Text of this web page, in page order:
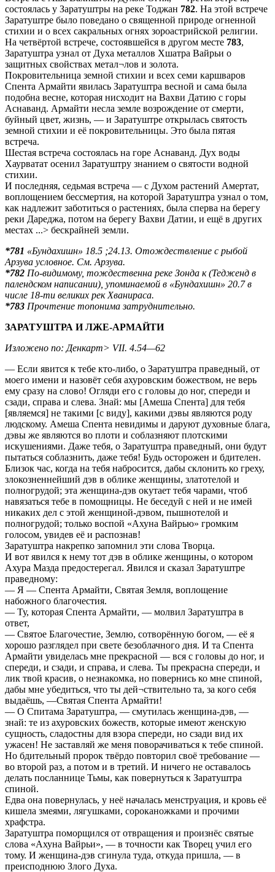
состоялась у Заратуштры на реке Тоджан 782. На этой встрече
Заратуштре было поведано о священной природе огненной
стихии и о всех сакральных огнях зороастрийской религии.
На четвёртой встрече, состоявшейся в другом месте 783,
Заратуштра узнал от Духа металлов Хшатра Вайрьи о
защитных свойствах метал¬лов и золота.
Покровительница земной стихии и всех семи каршваров
Спента Армайти явилась Заратуштра весной и сама была
подобна весне, которая нисходит на Вахви Датию с горы
Аснаванд. Армайти несла земле возрождение от смерти,
буйный цвет, жизнь, — и Заратуштре открылась святость
земной стихии и её покровительницы. Это была пятая
встреча.
Шестая встреча состоялась на горе Аснаванд. Дух воды
Хаурватат осенил Заратуштру знанием о святости водной
стихии.
И последняя, седьмая встреча — с Духом растений Амертат,
воплощением бессмертия, на которой Заратуштра узнал о том,
как надлежит заботиться о растениях, была сперва на берегу
реки Дареджа, потом на берегу Вахви Датии, и ещё в других
местах ...> бескрайней земли.
*781 «Бундахишн» 18.5 ;24.13. Отождествление с рыбой
Арзува условное. См. Арзува.
*782 По-видимому, тождественна реке Зонда к (Тедженд в
палендском написании), упоминаемой в «Бундахишн» 20.7 в
числе 18-ти великих рек Хванираса.
*783 Прочтение топонима затруднительно.
ЗАРАТУШТРА И ЛЖЕ-АРМАЙТИ
Изложено по: Денкарт> VII. 4.54—62
— Если явится к тебе кто-либо, о Заратуштра праведный, от
моего имени и назовёт себя ахуровским божеством, не верь
ему сразу на слово! Огляди его с головы до ног, спереди и
сзади, справа и слева. Знай: мы [Амеша Спента] для тебя
[являемся] не такими [с виду], какими дэвы являются роду
людскому. Амеша Спента невидимы и даруют духовные блага,
дэвы же являются во плоти и соблазняют плотскими
искушениями. Даже тебя, о Заратуштра праведный, они будут
пытаться соблазнить, даже тебя! Будь осторожен и бдителен.
Близок час, когда на тебя набросится, дабы склонить ко греху,
злокозненнейший дэв в облике женщины, златотелой и
полногрудой; эта женщина-дэв окутает тебя чарами, чтоб
навязаться тебе в помощницы. Не беседуй с ней и не имей
никаких дел с этой женщиной-дэвом, пышнотелой и
полногрудой; только воспой «Ахуна Вайрью» громким
голосом, увидев её и распознав!
Заратуштра накрепко запомнил эти слова Творца.
И вот явился к нему тот дэв в облике женщины, о котором
Ахура Мазда предостерегал. Явился и сказал Заратуштре
праведному:
— Я — Спента Армайти, Святая Земля, воплощение
набожного благочестия.
— Ту, которая Спента Армайти, — молвил Заратуштра в
ответ,
— Святое Благочестие, Землю, сотворённую богом, — её я
хорошо разглядел при свете безоблачного дня. И та Спента
Армайти увиделась мне прекрасной — вся с головы до ног, и
спереди, и сзади, и справа, и слева. Ты прекрасна спереди, и
лик твой красив, о незнакомка, но повернись ко мне спиной,
дабы мне убедиться, что ты дей¬ствительно та, за кого себя
выдаёшь, —Святая Спента Армайти!
— О Спитама Заратуштра, — смутилась женщина-дэв, —
знай: те из ахуровских божеств, которые имеют женскую
сущность, сладостны для взора спереди, но сзади вид их
ужасен! Не заставляй же меня поворачиваться к тебе спиной.
Но бдительный пророк твёрдо повторил своё требование —
во второй раз, а потом и в третий. И ничего не оставалось
делать посланнице Тьмы, как повернуться к Заратуштра
спиной.
Едва она повернулась, у неё началась менструация, и кровь её
кишела змеями, лягушками, сороканожками и прочими
храфстра.
Заратуштра поморщился от отвращения и произнёс святые
слова «Ахуна Вайрьи», — в точности как Творец учил его
тому. И женщина-дэв сгинула туда, откуда пришла, — в
преисподнюю Злого Духа.